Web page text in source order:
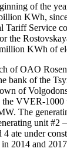
of the
KWh,
Tariff Service
the
KWh of
of OAO
bank of the
of
VVER-1000
The
unit #2
ate under
2014 and